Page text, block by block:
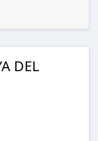
DEL